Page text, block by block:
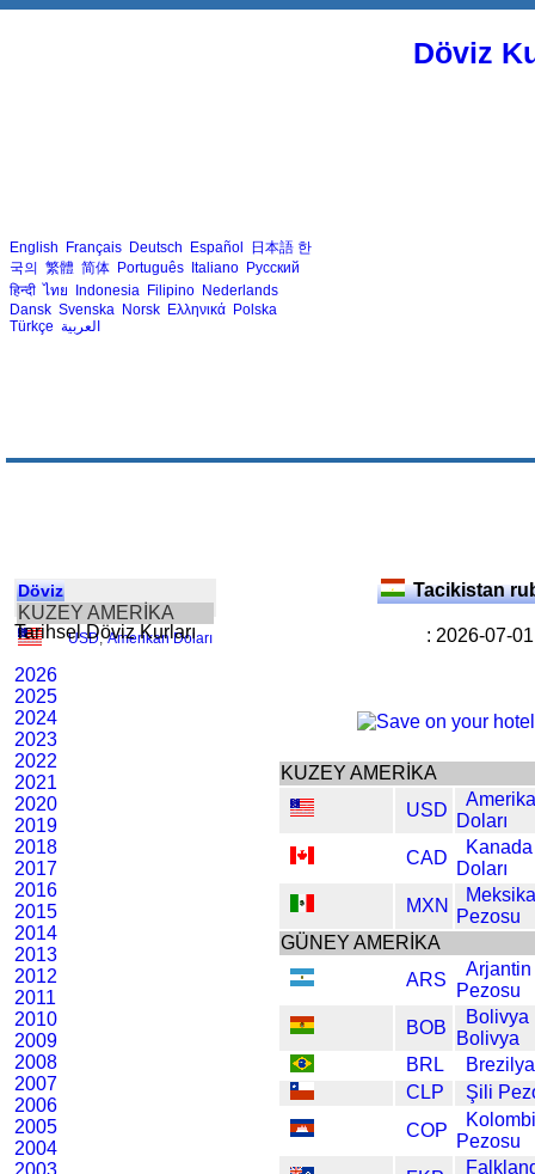
Döviz
English Français Deutsch Español 日本語 한
국의 繁體 简体 Português Italiano Русский
हिन्दी ไทย Indonesia Filipino Nederlands
Dansk Svenska Norsk Ελληνικά Polska
Türkçe العربية
Döviz
KUZEY AMERİKA
USD, Amerikan Doları
Tarihsel Döviz Kurları
2026
2025
2024
2023
2022
2021
2020
2019
2018
2017
2016
2015
2014
2013
2012
2011
2010
2009
2008
2007
2006
2005
2004
2003
Tacikistan
: 2026-07-
KUZEY AMERİKA
USD
Doları
CAD
Kanada
Doları
MXN
Meksika
Pezosu
GÜNEY AMERİKA
ARS
Arjantin
Pezosu
BOB
Bolivya
Bolivya
BRL
CLP
Şili
COP
Pezosu